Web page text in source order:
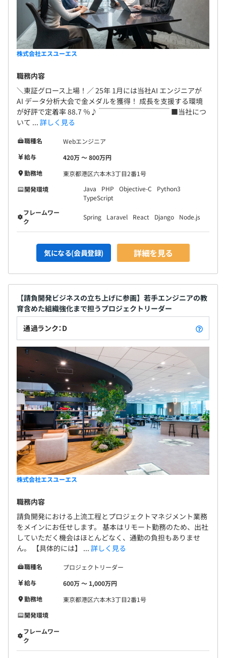
株式会社エスユーエス
職務内容
＼東証グロース上場！／ 25年 1月には当社AI エンジニアが
AI データ分析大会で金メダルを獲得！ 成長を支援する環境
が好評で定着率 88.7 ％♪ ￣￣￣￣￣￣￣￣￣￣ ■当社につ
いて ... 詳しく見る
職種名
Webエンジニア
給与
420万 〜 800万円
勤務地
東京都港区六本木3丁目2番1号
開発環境
Java PHP Objective-C
Python3
TypeScript
フレームワー
ク
Spring Laravel React Django Node.js
気になる(会員登録) 詳細を見る
【請負開発ビジネスの立ち上げに参画】若手エンジニアの教
育含めた組織強化まで担うプロジェクトリーダー
通過ランク：D
株式会社エスユーエス
職務内容
請負開発における上流工程とプロジェクトマネジメント業務
をメインにお任せします。 基本はリモート勤務のため、出社
していただく機会はほとんどなく、通勤の負担もありませ
ん。 【具体的には】 ... 詳しく見る
職種名
プロジェクトリーダー
給与
600万 〜 1,000万円
勤務地
東京都港区六本木3丁目2番1号
開発環境
フレームワー
ク